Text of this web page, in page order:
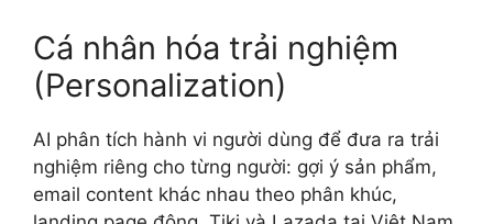
Cá nhân hóa trải nghiệm
(Personalization)
AI phân tích hành vi người dùng để đưa ra trải
nghiệm riêng cho từng người: gợi ý sản phẩm,
email content khác nhau theo phân khúc,